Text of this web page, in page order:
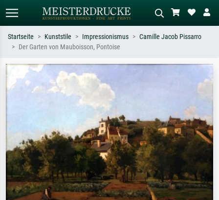
Suchen Sie nach Künstlern, Werktiteln
oder Stilen – z.B. Monet,
Sternennacht, Impressionismus, Welle
Wiese, Abstrakt mit viel Rot, Dunkles
Ölgemälde, Stehender Akt neben einem
Startseite Kunststile Impressionismus
Camille Jacob Pissarro
Der Garten von Mauboisson, Pontoise